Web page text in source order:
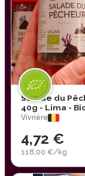
Salade du
40g - Lima -
Vivrière
4,72 €
118,00 €/kg